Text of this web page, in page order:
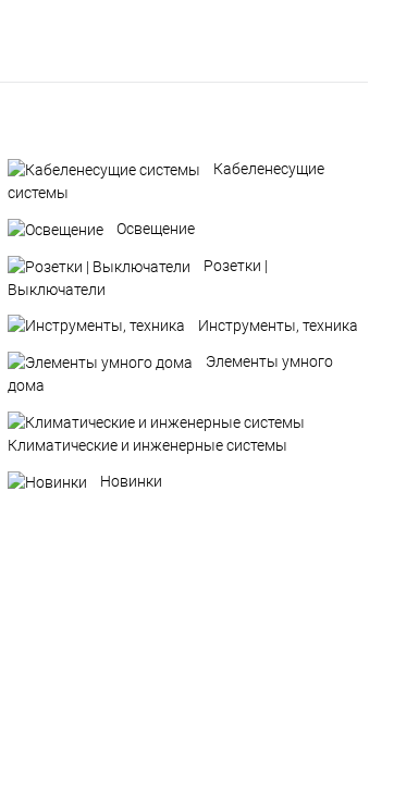
Кабеленесущие
системы
Освещение
Розетки |
Выключатели
Инструменты, техника
Элементы умного
дома
Климатические и инженерные системы
Новинки